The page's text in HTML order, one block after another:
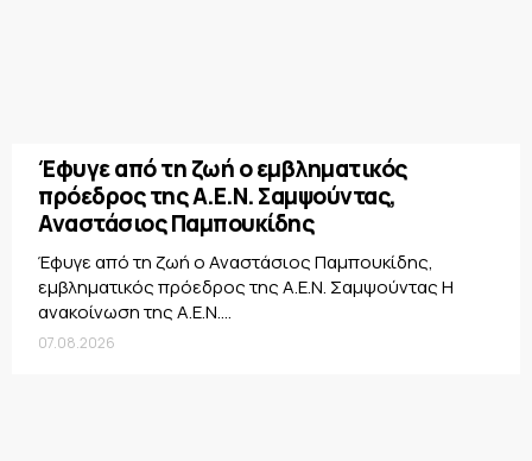
Έφυγε από τη ζωή ο εμβληματικός
πρόεδρος της Α.Ε.Ν. Σαμψούντας,
Αναστάσιος Παμπουκίδης
Έφυγε από τη ζωή ο Αναστάσιος Παμπουκίδης,
εμβληματικός πρόεδρος της Α.Ε.Ν. Σαμψούντας Η
ανακοίνωση της Α.Ε.Ν....
07.08.2026